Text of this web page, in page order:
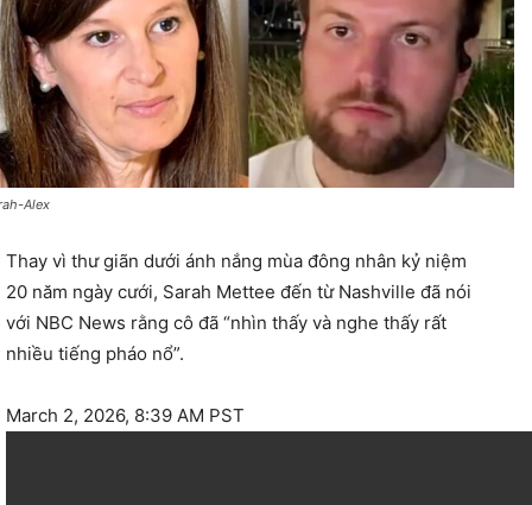
Alex
Thay vì thư giãn dưới ánh nắng mùa đông nhân kỷ niệm
20 năm ngày cưới, Sarah Mettee đến từ Nashville đã nói
với NBC News rằng cô đã “nhìn thấy và nghe thấy rất
nhiều tiếng pháo nổ”.
March 2, 2026, 8:39 AM PST